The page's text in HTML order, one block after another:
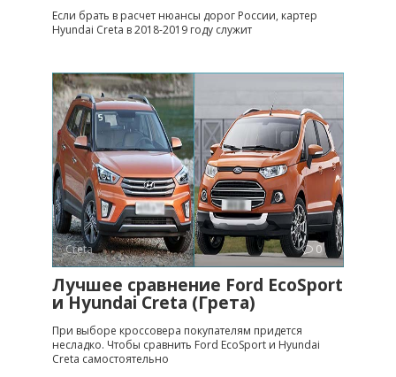
Если брать в расчет нюансы дорог России, картер
Hyundai Creta в 2018-2019 году служит
Creta 0
Лучшее сравнение Ford EcoSport
и Hyundai Creta (Грета)
При выборе кроссовера покупателям придется
несладко. Чтобы сравнить Ford EcoSport и Hyundai
Creta самостоятельно